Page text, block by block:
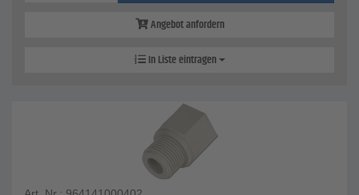
Angebot anfordern
In Liste eintragen